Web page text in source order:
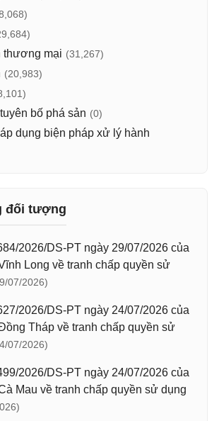
thương mại (31,267)
(20,983)
bố phá sản (0)
dụng biện pháp xử lý hành
đối tượng
2026/DS-PT ngày 29/07/2026 của
Long về tranh chấp quyền sử
07/2026)
2026/DS-PT ngày 24/07/2026 của
Tháp về tranh chấp quyền sử
07/2026)
2026/DS-PT ngày 24/07/2026 của
Mau về tranh chấp quyền sử dụng